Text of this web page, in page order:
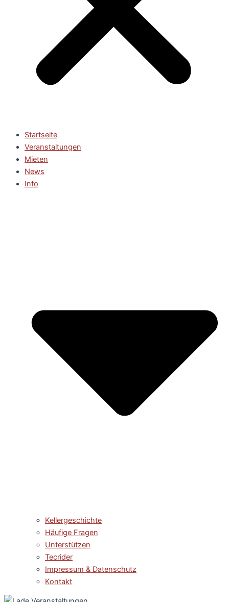
Startseite
Veranstaltungen
Mieten
News
Info
Kellergeschichte
Häufige Fragen
Unterstützen
Tecrider
Impressum & Datenschutz
Kontakt